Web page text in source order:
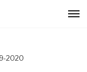
2020